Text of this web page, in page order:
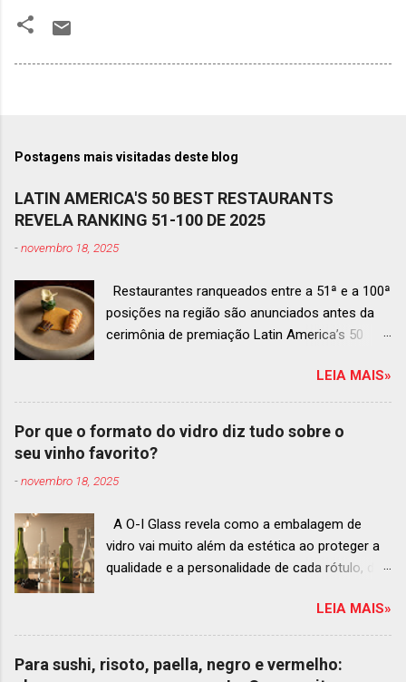
Postagens mais visitadas deste blog
LATIN AMERICA'S 50 BEST RESTAURANTS
REVELA RANKING 51-100 DE 2025
-novembro 18, 2025
Restaurantes ranqueados entre a 51ª e a 100ª
posições na região são anunciados antes da
cerimônia de premiação Latin America’s 50
de dezembro em Antígua, Guatemala
Prato do Origem, o brasileiro mais
bem ranqueado na lista estendida O Latin
America’s 50 Best Restaurants anunciou hoje a
ranqueados nas posições No.51 a No.100,em
diversificado da gastronomia de toda a região.
A lista expandida demonstra o empenho da
organização em reconhecer um espectro mais
palco para a grande revelação da premiação do
Latin America’s 50 Best Restaurants 2025,
patrocinada por S.Pellegrino & Acqua Panna,
LEIA MAIS»
Por que o formato do vidro diz tudo sobre o
seu vinho favorito?
-novembro 18, 2025
A O-I Glass revela como a embalagem de
vidro vai muito além da estética ao proteger a
qualidade e a personalidade de cada rótulo, do
O mercado brasileiro de vinhos permanece
aquecido e em franca ascensão. Enquanto o
setor global encolheu 2% entre 2019 e 2024, o
Brasil registrou um crescimento de 3% no
LEIA MAIS»
Para sushi, risoto, paella, negro e vermelho: